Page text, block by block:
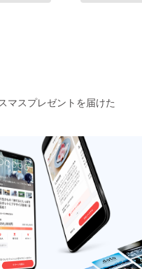
マスプレゼントを届けた